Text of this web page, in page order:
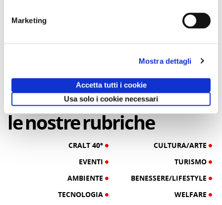
Marketing
Mostra dettagli
Accetta tutti i cookie
Usa solo i cookie necessari
di Redazione Cralt
Magazine
20/11/21
lenostrerubriche
CRALT 40°
CULTURA/ARTE
EVENTI
TURISMO
AMBIENTE
BENESSERE/LIFESTYLE
TECNOLOGIA
WELFARE